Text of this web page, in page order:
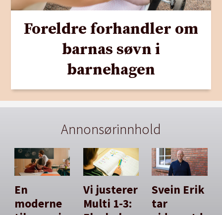
Foreldre forhandler om
barnas søvn i
barnehagen
Annonsørinnhold
En
moderne
Vi justerer
Multi 1-3:
Svein Erik
tar